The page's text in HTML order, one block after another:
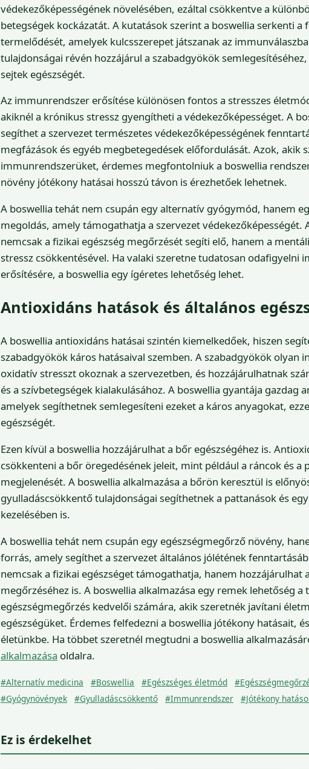
védekezőképességének növelésében, ezáltal csökkentve a
betegségek kockázatát. A kutatások szerint a boswellia serkenti a
termelődését, amelyek kulcsszerepet játszanak az
tulajdonságai révén hozzájárul a szabadgyökök
sejtek egészségét.
Az immunrendszer erősítése különösen fontos a stresszes
akiknél a krónikus stressz gyengítheti a védekezőképességet. A
segíthet a szervezet természetes védekezőképességének
megfázások és egyéb megbetegedések előfordulását. Azok, akik
immunrendszerüket, érdemes megfontolniuk a boswellia
növény jótékony hatásai hosszú távon is érezhetőek lehetnek.
A boswellia tehát nem csupán egy alternatív gyógymód, hanem
megoldás, amely támogathatja a szervezet védekezőképességét.
nemcsak a fizikai egészség megőrzését segíti elő, hanem a
stressz csökkentésével. Ha valaki szeretne tudatosan odafigyelni
erősítésére, a boswellia egy ígéretes lehetőség lehet.
Antioxidáns hatások és általános
A boswellia antioxidáns hatásai szintén kiemelkedőek, hiszen
szabadgyökök káros hatásaival szemben. A szabadgyökök olyan
oxidatív stresszt okoznak a szervezetben, és hozzájárulhatnak
és a szívbetegségek kialakulásához. A boswellia gyantája gazdag
amelyek segíthetnek semlegesíteni ezeket a káros anyagokat,
egészségét.
Ezen kívül a boswellia hozzájárulhat a bőr egészségéhez is.
csökkenteni a bőr öregedésének jeleit, mint például a ráncok és
megjelenését. A boswellia alkalmazása a bőrön keresztül is
gyulladáscsökkentő tulajdonságai segíthetnek a pattanások és
kezelésében is.
A boswellia tehát nem csupán egy egészségmegőrző növény,
forrás, amely segíthet a szervezet általános jólétének
nemcsak a fizikai egészséget támogathatja, hanem hozzájárulhat
megőrzéséhez is. A boswellia alkalmazása egy remek lehetőség a
egészségmegőrzés kedvelői számára, akik szeretnék javítani
egészségüket. Érdemes felfedezni a boswellia jótékony hatásait,
életünkbe. Ha többet szeretnél megtudni a boswellia
alkalmazása oldalra.
#Alternatív medicina #Boswellia #Egészséges életmód
#Gyógynövények
#Gyulladáscsökkentő #Immunrendszer #Jótékony
Ez is érdekelhet